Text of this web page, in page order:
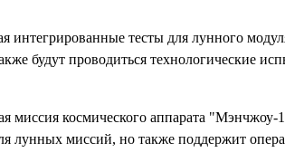
тесты для лунного
будут проводиться технологические
миссия космического аппарата
лунных миссий, но также поддержит